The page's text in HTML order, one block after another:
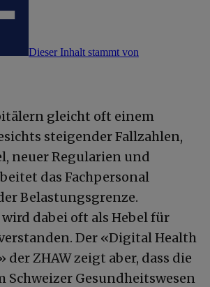
Dieser Inhalt stammt von
gleicht oft einem
steigender Fallzahlen,
neuer Regularien und
das Fachpersonal
Belastungsgrenze.
dabei oft als Hebel für
Der «Digital Health
der ZHAW zeigt aber, dass die
Schweizer Gesundheitswesen